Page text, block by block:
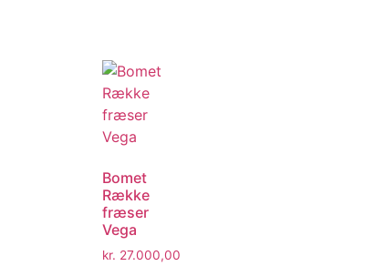
Bomet
Række
fræser
Vega
kr. 27.000,00